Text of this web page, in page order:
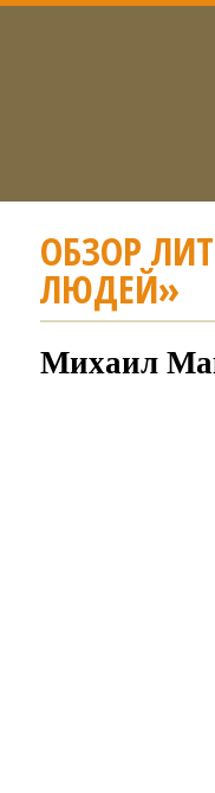
ОБЗОР
ЛЮДЕЙ»
Михаил